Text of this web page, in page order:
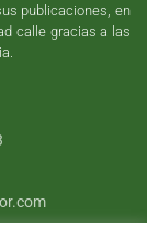
publicaciones, en
calle gracias a las